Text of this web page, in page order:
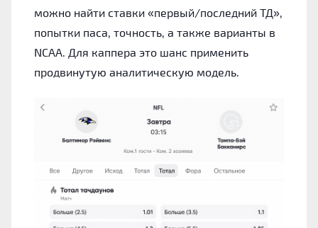
можно найти ставки «первый/последний ТД»,
попытки паса, точность, а также варианты в
NCAA. Для каппера это шанс применить
продвинутую аналитическую модель.